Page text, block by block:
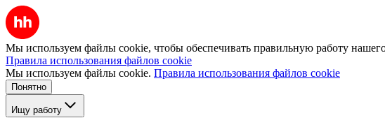
Мы используем файлы cookie, чтобы обеспечивать правильную работу нашего
Правила использования файлов cookie
Мы используем файлы cookie. Правила использования файлов cookie
Понятно
Ищу работу